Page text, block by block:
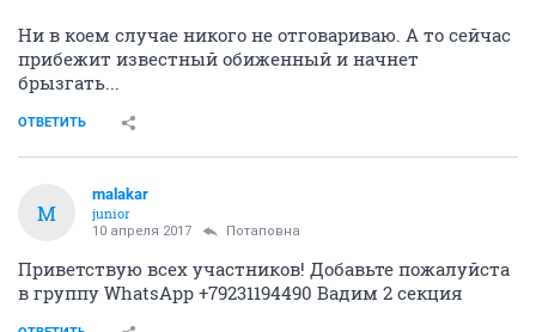
Ни в коем случае никого не отговариваю. А то сейчас
прибежит известный обиженный и начнет
брызгать...
ОТВЕТИТЬ
M
malakar
junior
10 апреля 2017 Потаповна
Приветствую всех участников! Добавьте пожалуйста
в группу WhatsApp +79231194490 Вадим 2 секция